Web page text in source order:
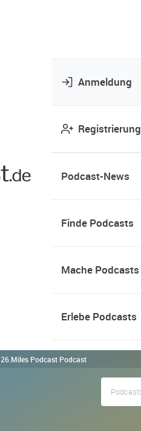
Anmeldung
Registrierung
Podcast-News
Finde Podcasts
Mache Podcasts
Erlebe Podcasts
26.Miles Podcast Podcast